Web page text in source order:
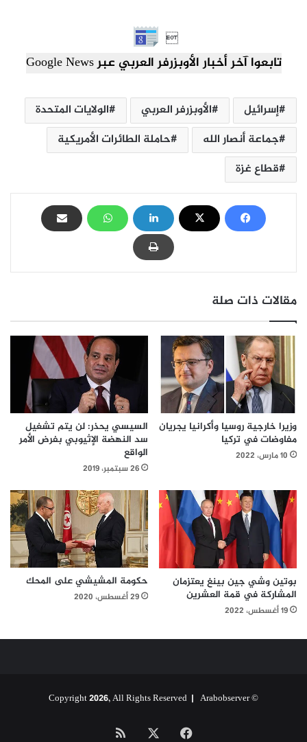

تابعوا آخر أخبار الأوبزرفر العربي عبر Google News
إسرائيل الأوبزرفر العربي
الولايات المتحدة
جماعة أنصار الله
حاملة الطائرات الأمريكية
قطاع غزة
مقالات ذات صلة
وزيرا خارجية روسيا وأكرانيا يجريان
مفاوضات في تركيا
10 مارس، 2022
السيسي يحذر: لن يتم تشغيل
سد النهضة الإثيوبي بفرض الأمر
الواقع
26 سبتمبر، 2019
بوتين وشي جين بينغ يعتزمان
المشاركة في قمة العشرين
19 أغسطس، 2022
حكومة المشيشي على المحك
29 أغسطس، 2020
© Copyright 2026, All Rights Reserved |
Arabobserver
فيسبوك